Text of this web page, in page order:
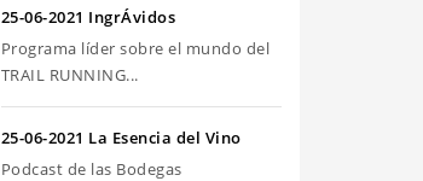
25-06-2021 IngrÁvidos
Programa líder sobre el mundo del
TRAIL RUNNING...
25-06-2021 La Esencia del Vino
Podcast de las Bodegas